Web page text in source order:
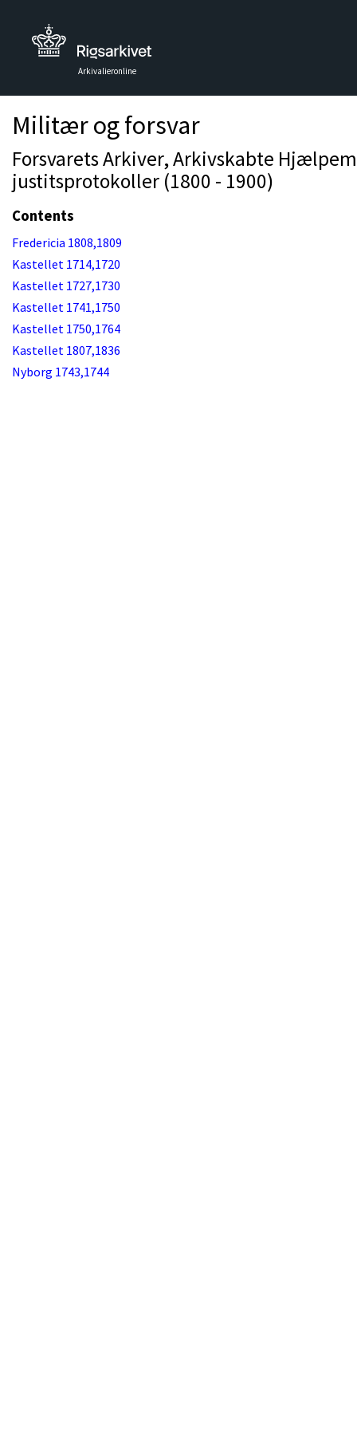
Arkivalieronline
Militær og forsvar
Forsvarets Arkiver, Arkivskabte
justitsprotokoller (1800 - 1900)
Contents
Fredericia 1808,1809
Kastellet 1714,1720
Kastellet 1727,1730
Kastellet 1741,1750
Kastellet 1750,1764
Kastellet 1807,1836
Nyborg 1743,1744